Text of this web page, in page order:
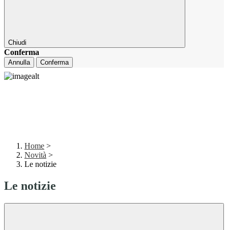
Chiudi
Conferma
Annulla Conferma
Home >
Novità >
Le notizie
Le notizie